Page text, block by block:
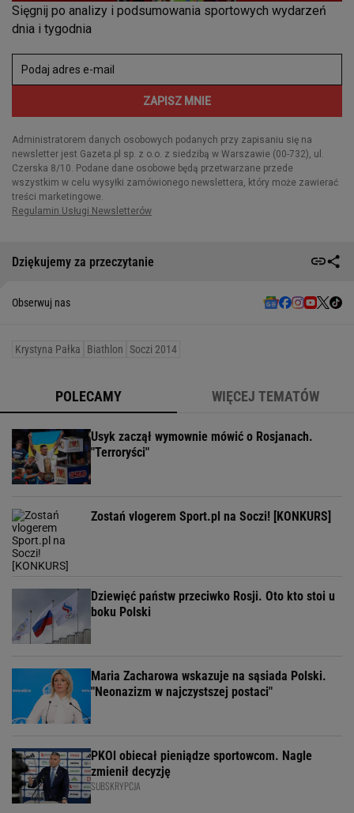
Dziękujemy za przeczytanie
Obserwuj nas
Krystyna Pałka Biathlon Soczi 2014
POLECAMY WIĘCEJ TEMATÓW
Usyk zaczął wymownie mówić o Rosjanach.
"Terroryści"
Zostań vlogerem Sport.pl na Soczi! [KONKURS]
Dziewięć państw przeciwko Rosji. Oto kto stoi u
boku Polski
Maria Zacharowa wskazuje na sąsiada Polski.
"Neonazizm w najczystszej postaci"
PKOl obiecał pieniądze sportowcom. Nagle
zmienił decyzję
SUBSKRYPCJA